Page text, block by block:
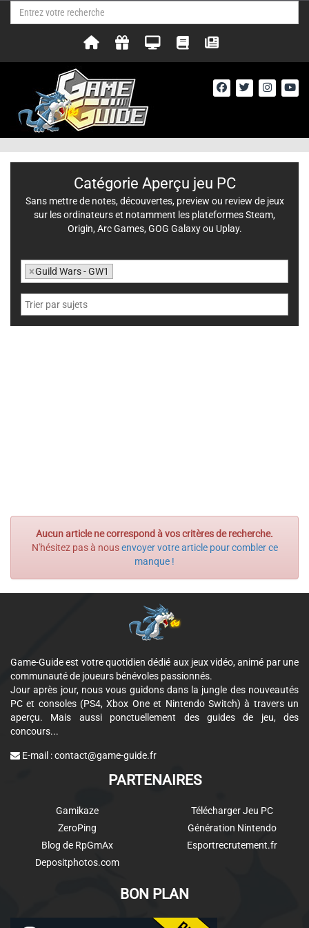
Aucun article ne correspond à vos critères de recherche.
N'hésitez pas à nousenvoyer votre article pour combler ce
manque !
Catégorie Aperçu jeu PC
Sans mettre de notes, découvertes, preview ou review de jeux
sur les ordinateurs et notamment les plateformes Steam,
Origin, Arc Games, GOG Galaxy ou Uplay.
×Guild Wars - GW1
Game-Guide est votre quotidien dédié aux jeux vidéo, animé par une
communauté de joueurs bénévoles passionnés.
Jour après jour, nous vous guidons dans la jungle des nouveautés
PC et consoles (PS4, Xbox One et Nintendo Switch) à travers un
aperçu. Mais aussi ponctuellement des guides de jeu, des
concours...
E-mail :contact@game-guide.fr
PARTENAIRES
Gamikaze
ZeroPing
Blog de RpGmAx
Depositphotos.com
Télécharger Jeu PC
Génération Nintendo
Esportrecrutement.fr
BON PLAN